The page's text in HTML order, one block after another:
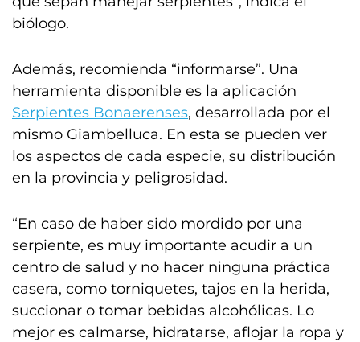
biólogo.
Además, recomienda “informarse”. Una
herramienta disponible es la aplicación
Serpientes Bonaerenses, desarrollada por el
mismo Giambelluca. En esta se pueden ver
los aspectos de cada especie, su distribución
en la provincia y peligrosidad.
“En caso de haber sido mordido por una
serpiente, es muy importante acudir a un
centro de salud y no hacer ninguna práctica
casera, como torniquetes, tajos en la herida,
succionar o tomar bebidas alcohólicas. Lo
mejor es calmarse, hidratarse, aflojar la ropa y